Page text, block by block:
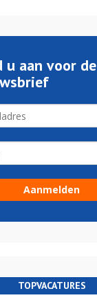
u aan voor de
TOPVACATURES